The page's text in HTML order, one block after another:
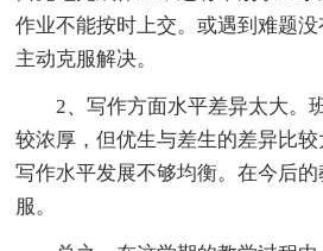
作业不能按时上交。或遇到难题
主动克服解决。
2、写作方面水平差异太大。
较浓厚，但优生与差生的差异比
写作水平发展不够均衡。在今后
服。